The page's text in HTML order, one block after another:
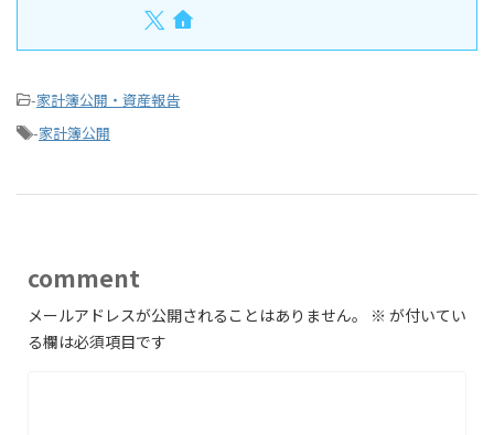
-家計簿公開・資産報告
-家計簿公開
comment
メールアドレスが公開されることはありません。 ※ が付いてい
る欄は必須項目です